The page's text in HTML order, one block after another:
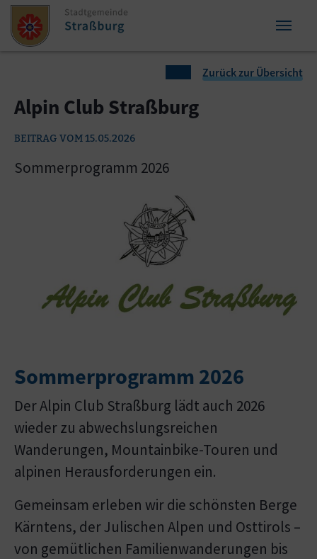
Zum Inhalt springen
Zum Seitenende springen
Zurück zur Übersicht
Alpin Club Straßburg
BEITRAG VOM 15.05.2026
Sommerprogramm 2026
Sommerprogramm 2026
Der Alpin Club Straßburg lädt auch 2026
wieder zu abwechslungsreichen
Wanderungen, Mountainbike-Touren und
alpinen Herausforderungen ein.
Gemeinsam erleben wir die schönsten Berge
Kärntens, der Julischen Alpen und Osttirols –
von gemütlichen Familienwanderungen bis